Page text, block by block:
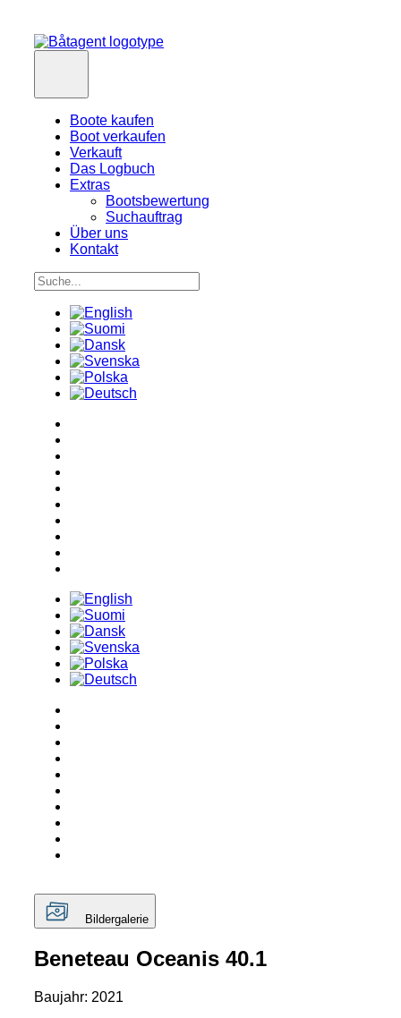
Boote kaufen
Boot verkaufen
Verkauft
Das Logbuch
Extras
Bootsbewertung
Suchauftrag
Über uns
Kontakt
Bildergalerie
Beneteau Oceanis 40.1
Baujahr: 2021